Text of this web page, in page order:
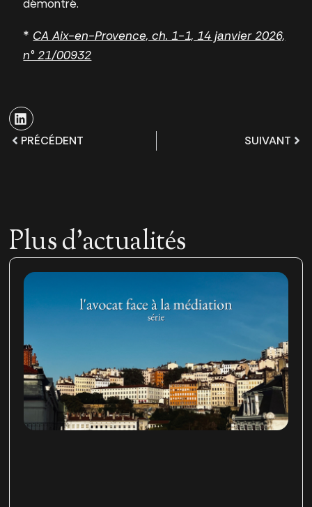
démontré.
* CA Aix-en-Provence, ch. 1-1, 14 janvier 2026,
n° 21/00932
PRÉCÉDENT SUIVANT
Plus d'actualités